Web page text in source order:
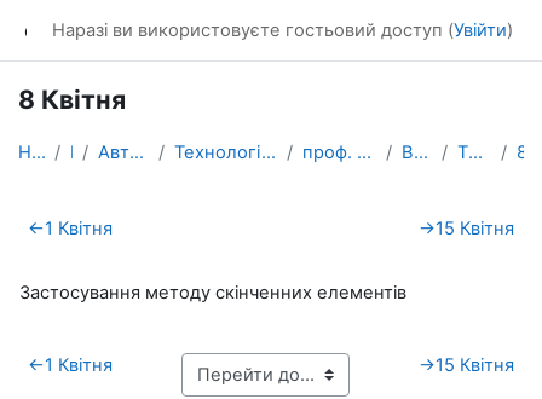
Наразі ви використовуєте гостьовий доступ (Увійти)
8 Квітня
На головну Курси Автомобільний факультет Технології машинобудування та ремонту машин проф. Дубінін Євген Олександрович Весінній семестр ТМНТ (Дубінін Є.О.)
Схема розділу
←1 Квітня →15 Квітня
Застосування методу скінченних елементів
←1 Квітня →15 Квітня